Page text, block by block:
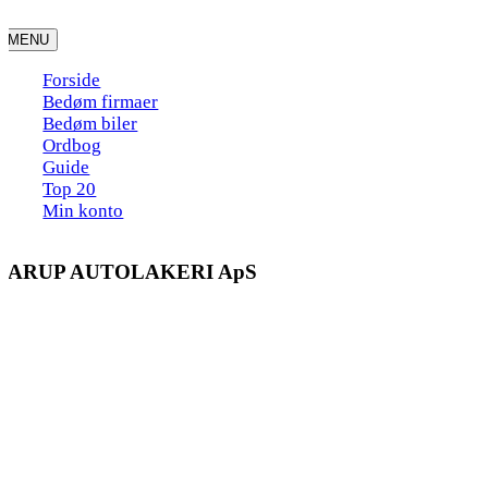
to
content
MENU
Forside
Bedøm firmaer
Bedøm biler
Ordbog
Guide
Top 20
Min konto
AUTOLAKERI ApS